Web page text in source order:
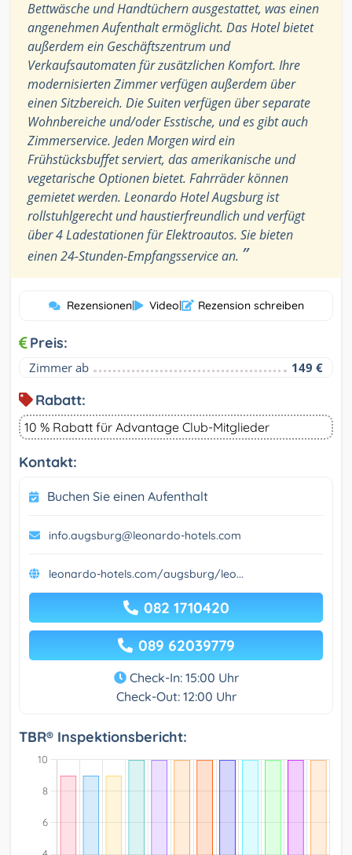
Bettwäsche und Handtüchern ausgestattet, was einen
angenehmen Aufenthalt ermöglicht. Das Hotel bietet
außerdem ein Geschäftszentrum und
Verkaufsautomaten für zusätzlichen Komfort. Ihre
modernisierten Zimmer verfügen außerdem über
einen Sitzbereich. Die Suiten verfügen über separate
Wohnbereiche und/oder Esstische, und es gibt auch
Zimmerservice. Jeden Morgen wird ein
Frühstücksbuffet serviert, das amerikanische und
vegetarische Optionen bietet. Fahrräder können
gemietet werden. Leonardo Hotel Augsburg ist
rollstuhlgerecht und haustierfreundlich und verfügt
über 4 Ladestationen für Elektroautos. Sie bieten
einen 24-Stunden-Empfangsservice an. ”
Rezensionen| Video| Rezension schreiben
Preis:
Zimmer ab 149 €
Rabatt:
10 % Rabatt für Advantage Club-Mitglieder
Kontakt:
Buchen Sie einen Aufenthalt
info.augsburg@leonardo-hotels.com
leonardo-hotels.com/augsburg/leo...
082 1710420
089 62039779
Check-In: 15:00 Uhr
Check-Out: 12:00 Uhr
TBR® Inspektionsbericht: